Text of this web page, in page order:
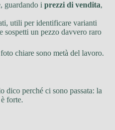
guardando i prezzi di vendita,
utili per identificare varianti
sospetti un pezzo davvero raro
chiare sono metà del lavoro.
dico perché ci sono passata: la
forte.